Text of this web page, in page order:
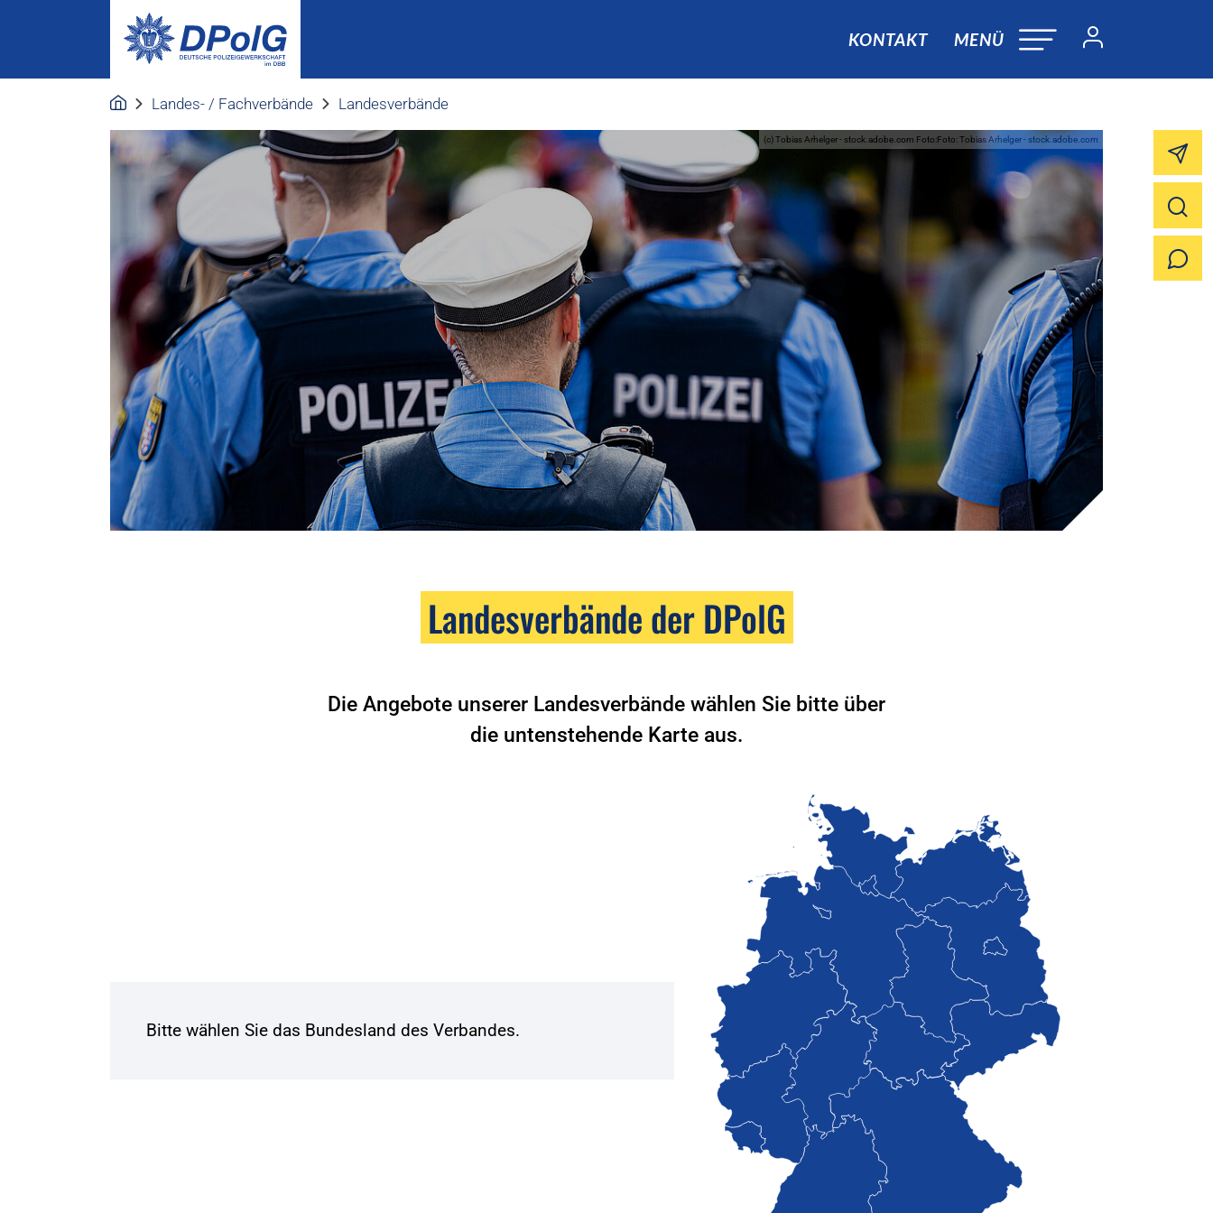
KONTAKT MENÜ
Landes- / Fachverbände Landesverbände
(c) Tobias Arhelger - stock.adobe.com Foto:Foto: Tobias Arhelger - stock.adobe.com
Landesverbände der DPolG
Die Angebote unserer Landesverbände wählen Sie bitte über
die untenstehende Karte aus.
Bitte wählen Sie das Bundesland des Verbandes.